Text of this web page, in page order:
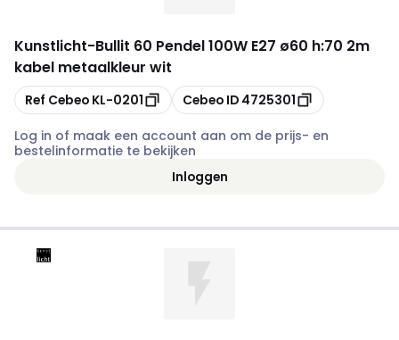
Kunstlicht-Bullit 60 Pendel 100W E27 ø60 h:70 2m
kabel metaalkleur wit
Kopiëren
Ref Cebeo KL-0201 Kopiëren
Cebeo ID 4725301
Log in of maak een account aan om de prijs- en
bestelinformatie te bekijken
Inloggen